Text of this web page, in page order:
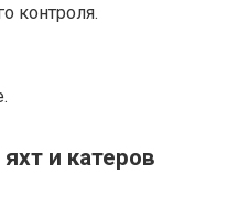
контроля.
и катеров